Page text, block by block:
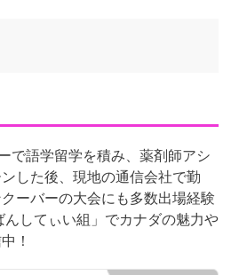
で語学留学を積み、薬剤師アシ
した後、現地の通信会社で勤
ーバーの大会にも多数出場経験
してぃい組」でカナダの魅力や
！